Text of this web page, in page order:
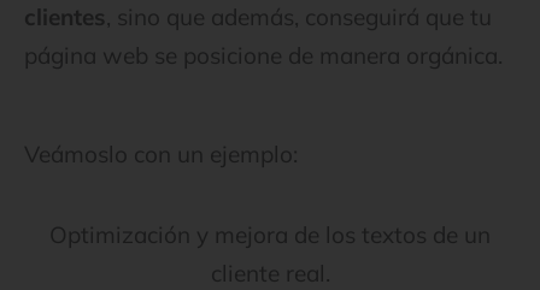
clientes, sino que además, conseguirá que tu
página web se posicione de manera orgánica.
Veámoslo con un ejemplo:
Optimización y mejora de los textos de un
cliente real.